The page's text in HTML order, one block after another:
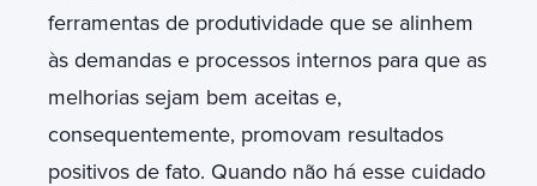
ferramentas de produtividade que se alinhem
às demandas e processos internos para que as
melhorias sejam bem aceitas e,
consequentemente, promovam resultados
positivos de fato. Quando não há esse cuidado